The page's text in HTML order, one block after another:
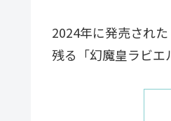
2024年に発売され
残る「幻魔皇ラビエ